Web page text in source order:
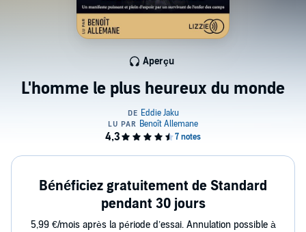
L'homme le plus heureux du monde
Aperçu
Bénéficiez gratuitement de Standard
pendant 30 jours
5,99 €/mois après la période d’essai. Annulation possible à